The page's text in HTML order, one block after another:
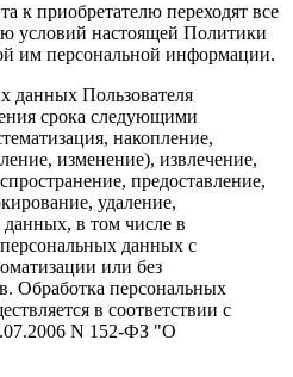
к приобретателю переходят все
условий настоящей Политики
им персональной информации.
данных Пользователя
срока следующими
накопление,
изменение), извлечение,
предоставление,
удаление,
в том числе в
данных с
или без
Обработка персональных
в соответствии с
N 152-ФЗ "О